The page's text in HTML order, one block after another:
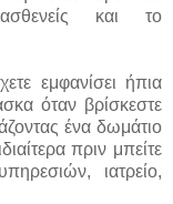
και το
εμφανίσει ήπια
όταν βρίσκεστε
ένα δωμάτιο
πριν μπείτε
ιατρείο,